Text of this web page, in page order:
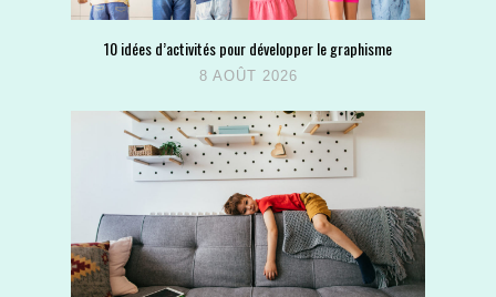
10 idées d’activités pour développer le graphisme
8 AOÛT 2026